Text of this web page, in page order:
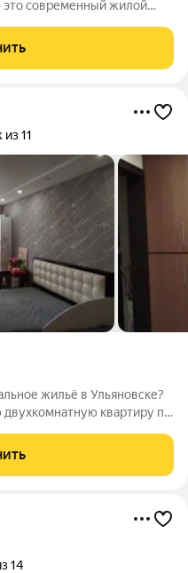
жизни: уютный зелёный
из 11
жильё в Ульяновске?
квартиру по
дома, построенного в
14